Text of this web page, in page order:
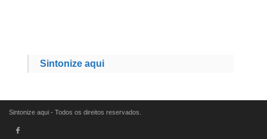
Sintonize aqui
Sintonize aqui - Todos os direitos reservados.